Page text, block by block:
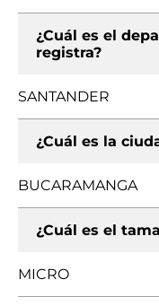
¿Cuál es el
registra?
SANTANDER
¿Cuál es la
BUCARAMANGA
¿Cuál es el
MICRO